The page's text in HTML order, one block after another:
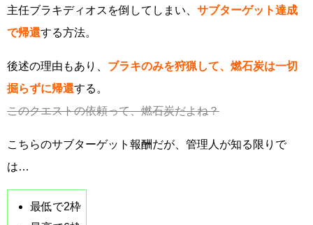
主任ブラキディオスを倒してしまい、 サブターゲット達成
で帰還する方法。
後述の理由もあり、 ブラキのみを狩猟して、燃石炭は一切
掘らずに帰還する。
このクエストの依頼って、燃石炭だよね？
こちらのサブターゲット報酬だが、管理人が知る限りで
は…
最低で2枠